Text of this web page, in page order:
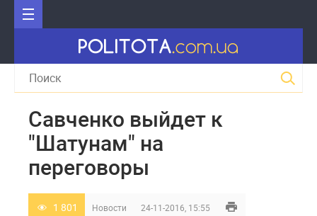
Савченко выйдет к
"Шатунам" на
переговоры
1 801 Новости 24-11-2016, 15:55